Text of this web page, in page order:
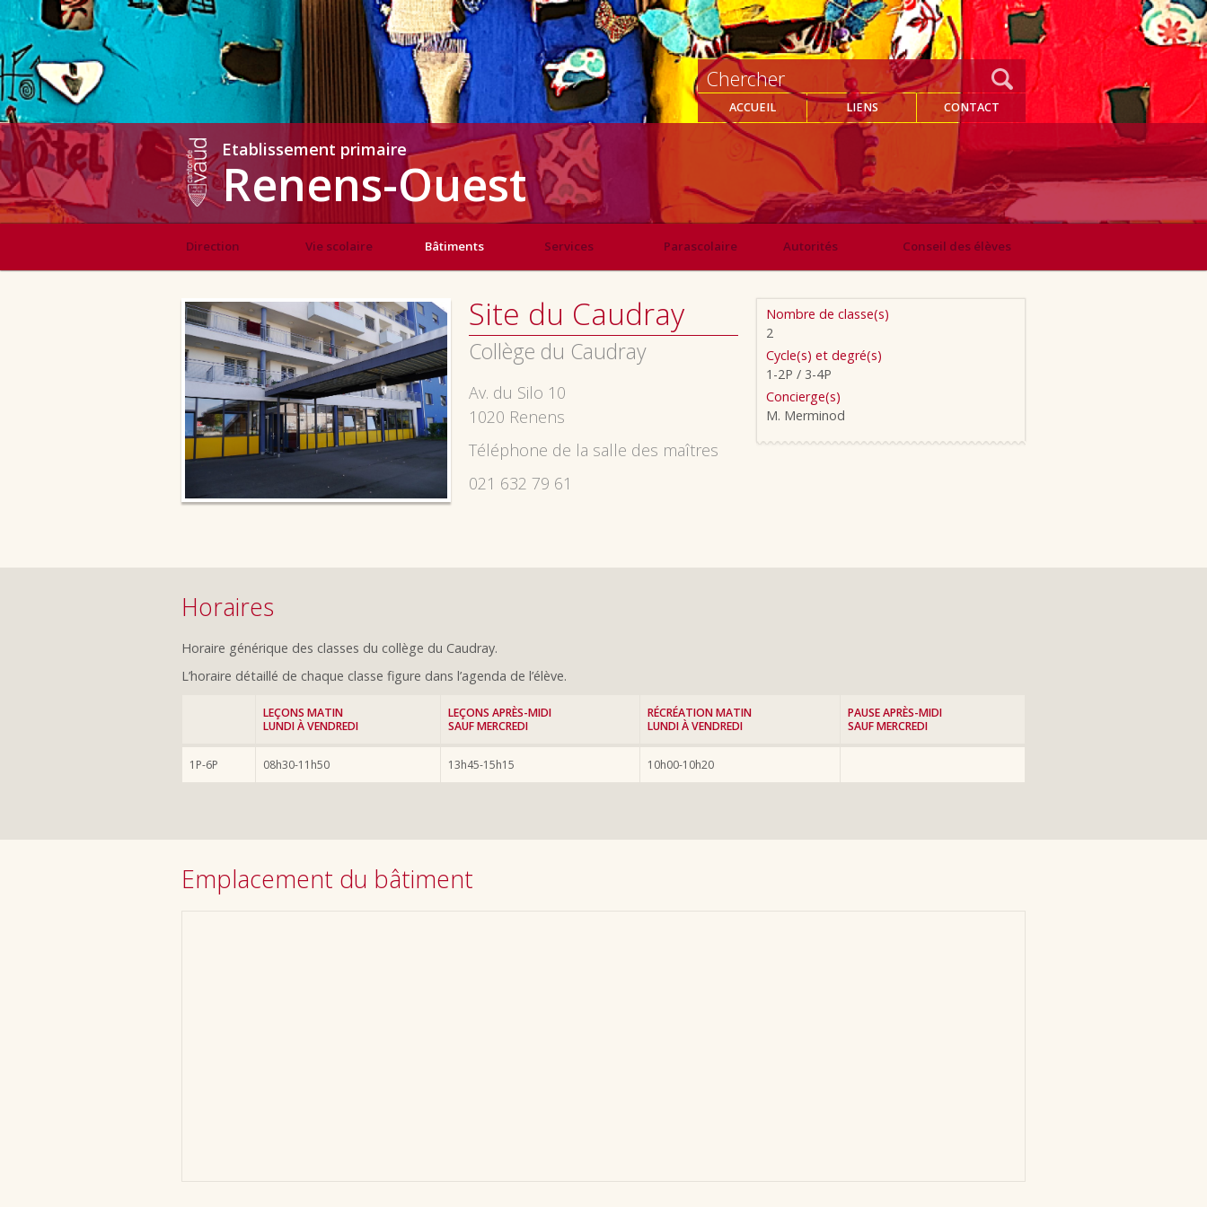
ACCUEIL LIENS CONTACT
Etablissement primaire
Renens-Ouest
Direction Vie scolaire Bâtiments Services Parascolaire Autorités Conseil des élèves
Site du Caudray
Collège du Caudray
Av. du Silo 10
1020 Renens
Téléphone de la salle des maîtres
021 632 79 61
Nombre de classe(s)
2
Cycle(s) et degré(s)
1-2P / 3-4P
Concierge(s)
M. Merminod
Horaires
Horaire générique des classes du collège du Caudray.
L’horaire détaillé de chaque classe figure dans l’agenda de l’élève.
LEÇONS MATIN
LUNDI À VENDREDI
LEÇONS APRÈS-MIDI
SAUF MERCREDI
RÉCRÉATION MATIN
LUNDI À VENDREDI
PAUSE APRÈS-MIDI
SAUF MERCREDI
1P-6P 08h30-11h50 13h45-15h15 10h00-10h20
Emplacement du bâtiment